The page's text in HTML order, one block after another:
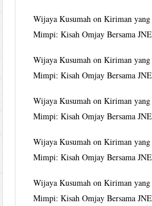
Wijaya Kusumah onKiriman yang
Mimpi: Kisah Omjay Bersama JNE
Wijaya Kusumah onKiriman yang
Mimpi: Kisah Omjay Bersama JNE
Wijaya Kusumah onKiriman yang
Mimpi: Kisah Omjay Bersama JNE
Wijaya Kusumah onKiriman yang
Mimpi: Kisah Omjay Bersama JNE
Wijaya Kusumah onKiriman yang
Mimpi: Kisah Omjay Bersama JNE